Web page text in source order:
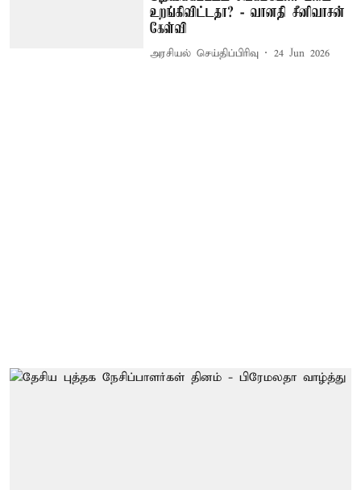
உறங்கிவிட்டதா? - வானதி சீனிவாசன்
கேள்வி
அரசியல் செய்திப்பிரிவு 24 Jun 2026